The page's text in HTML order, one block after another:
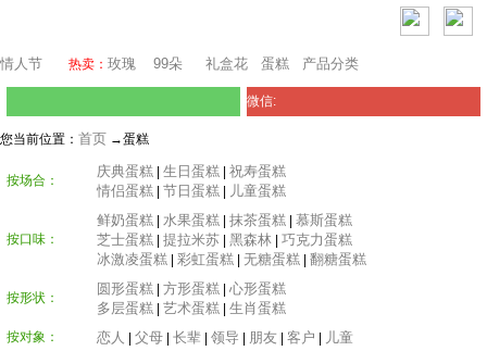
情人节 热卖： 玫瑰 99朵 礼盒花 蛋糕 产品分类
微信:
您当前位置： 首页 →蛋糕
按场合：
庆典蛋糕 生日蛋糕 祝寿蛋糕
情侣蛋糕 节日蛋糕 儿童蛋糕
按口味：
鲜奶蛋糕 水果蛋糕 抹茶蛋糕 慕斯蛋糕
芝士蛋糕 提拉米苏 黑森林 巧克力蛋糕
冰激凌蛋糕 彩虹蛋糕 无糖蛋糕 翻糖蛋糕
按形状：
圆形蛋糕 方形蛋糕 心形蛋糕
多层蛋糕 艺术蛋糕 生肖蛋糕
按对象： 恋人 父母 长辈 领导 朋友 客户 儿童